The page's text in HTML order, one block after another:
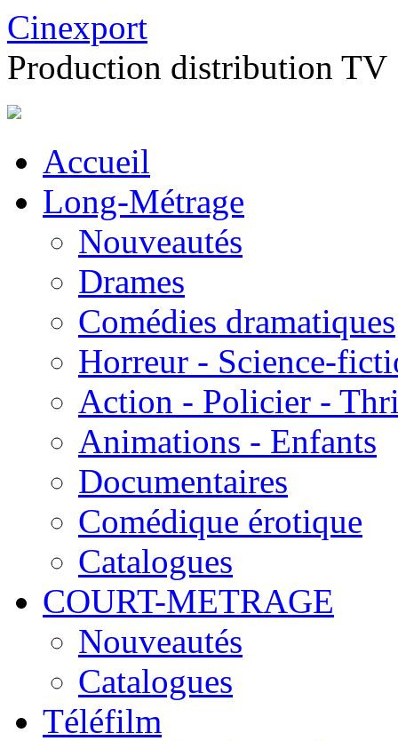
Cinexport
Production distribution TV
Accueil
Long-Métrage
Nouveautés
Drames
Comédies dramatiques
Horreur - Science-
Action - Policier -
Animations - Enfants
Documentaires
Comédique érotique
Catalogues
COURT-METRAGE
Nouveautés
Catalogues
Téléfilm